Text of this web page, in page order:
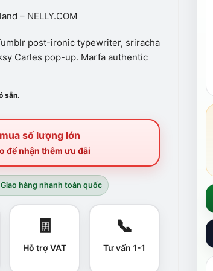
– NELLY.COM
post-ironic typewriter, sriracha
Carles pop-up. Marfa authentic
sẵn.
số lượng lớn
để nhận thêm ưu đãi
hàng nhanh toàn quốc
🧾
Hỗ trợ VAT
📞
Tư vấn 1-1